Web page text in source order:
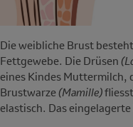
Die weibliche Brust
Fettgewebe. Die Drüsen
eines Kindes Muttermilch,
Brustwarze(Mamille)
elastisch. Das